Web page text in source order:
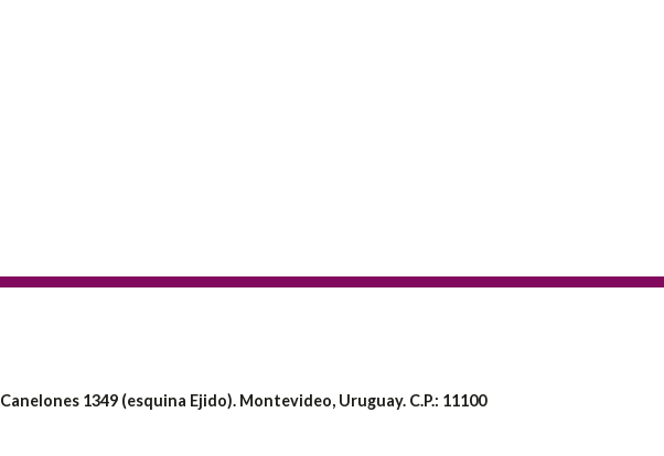
Canelones 1349 (esquina Ejido). Montevideo, Uruguay. C.P.: 11100